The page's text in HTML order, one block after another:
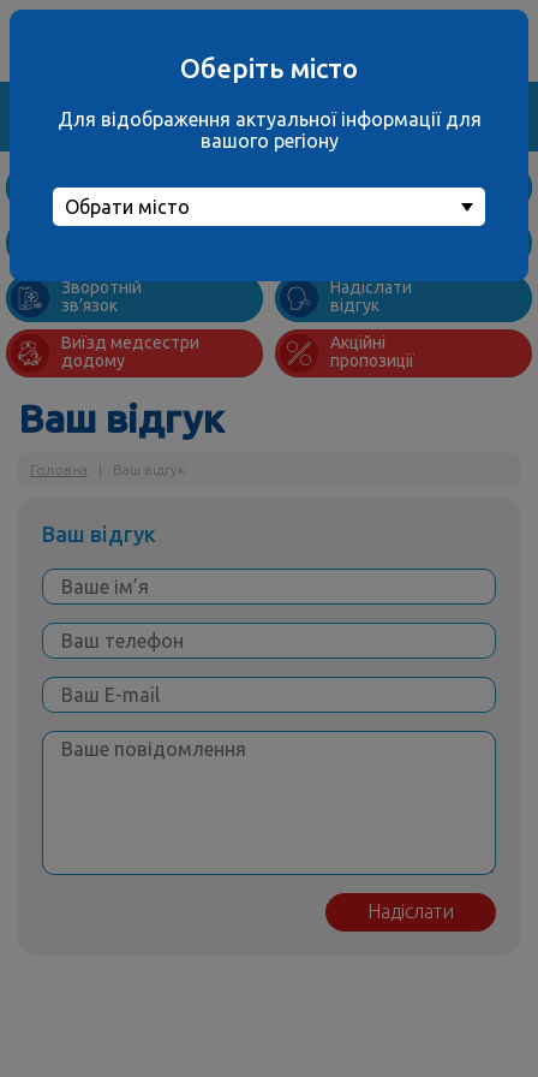
Знайти
та ціни
Підготовка
Адреси
Зворотній
зв’язок
Надіслати
відгук
Виїзд медсестри
додому
Акційні
пропозиції
Ваш відгук
Головна Ваш відгук
Ваш відгук
Надіслати
Оберіть місто
Для відображення актуальної інформації для
вашого регіону
Обрати місто